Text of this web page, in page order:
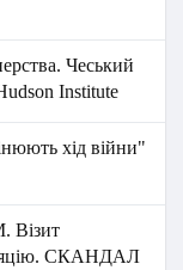
Чеський
Institute
хід війни"
СКАНДАЛ